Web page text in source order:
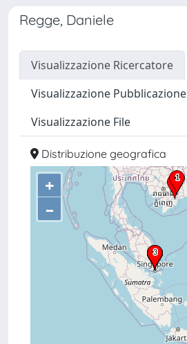
Regge, Daniele
Visualizzazione Ricercatore
Visualizzazione Pubblicazione
Visualizzazione File
Distribuzione geografica
+
–